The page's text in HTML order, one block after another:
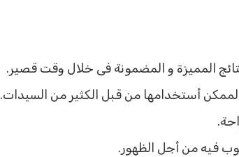
المميزة و المضمونة فى خلال وقت قصير.
الممكن أستخدامها من قبل الكثير من السيدات.
فيه من أجل الظهور.